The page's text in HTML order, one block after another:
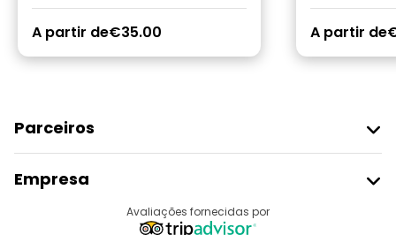
A partir de€35.00 A partir de
Parceiros
Registo Do Fornecedor
Programa De Afiliados
Empresa
Avaliações fornecidas por